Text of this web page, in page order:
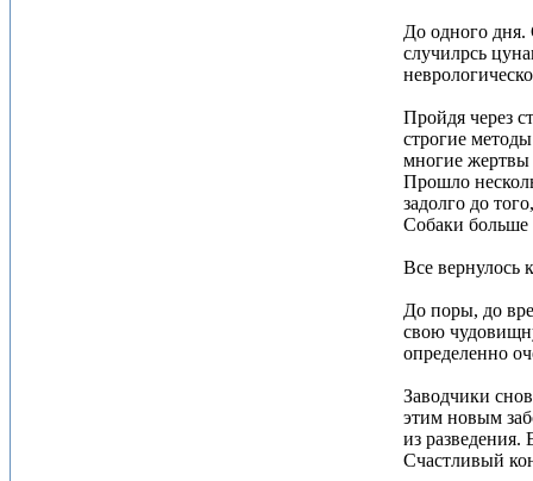
До одного дня.
случилрсь
Пройдя через
строгие
многие жертвы
Прошло
задолго до
Собаки
Все вернулось
До поры, до
свою
определенно
Заводчики
этим новым
из
Счастливый